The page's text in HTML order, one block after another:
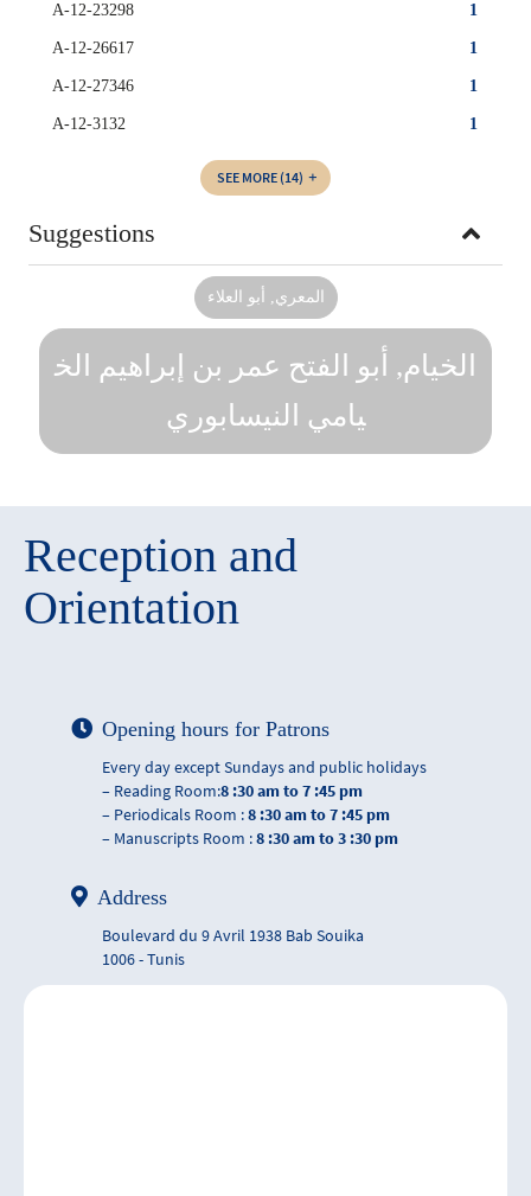
1
A-12-23298
1
A-12-26617
1
A-12-27346
1
A-12-3132
SEE MORE (14)
Suggestions
المعري, أبو العلاء
الخيام, أبو الفتح عمر بن إبراهيم الخ
يامي النيسابوري
Reception and
Orientation
Opening hours for Patrons
Every day except Sundays and public holidays
– Reading Room:8 :30 am to 7 :45 pm
– Periodicals Room :8 :30 am to 7 :45 pm
– Manuscripts Room :8 :30 am to 3 :30 pm
Address
Boulevard du 9 Avril 1938 Bab Souika
1006 - Tunis